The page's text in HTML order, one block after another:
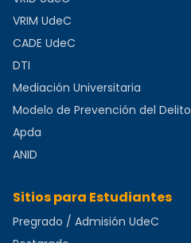
VRIM UdeC
CADE UdeC
DTI
Mediación Universitaria
Modelo de Prevención del Delito
Apda
ANID
Sitios para Estudiantes
Pregrado / Admisión UdeC